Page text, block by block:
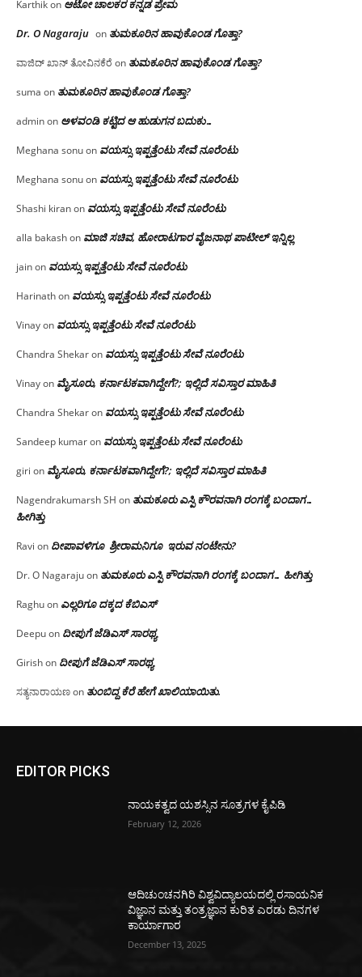
Karthikon ಆಟೋ ಚಾಲಕರ ಕನ್ನಡ ಪ್ರೇಮ
Dr. O Nagaraju on ತುಮಕೂರಿನ ಹಾವುಕೊಂಡ ಗೊತ್ತಾ?
ವಾಜಿದ್ ಖಾನ್ ತೋವಿನಕೆರೆ on ತುಮಕೂರಿನ ಹಾವುಕೊಂಡ ಗೊತ್ತಾ?
suma on ತುಮಕೂರಿನ ಹಾವುಕೊಂಡ ಗೊತ್ತಾ?
adminon ಅಳವಂಡಿ ಕಟ್ಟಿದ ಆ ಹುಡುಗನ ಬದುಕು…
Meghana sonuon ವಯಸ್ಸು ಇಪ್ಪತ್ತೆಂಟು ಸೇವೆ ನೂರೆಂಟು
Meghana sonuon ವಯಸ್ಸು ಇಪ್ಪತ್ತೆಂಟು ಸೇವೆ ನೂರೆಂಟು
Shashi kiranon ವಯಸ್ಸು ಇಪ್ಪತ್ತೆಂಟು ಸೇವೆ ನೂರೆಂಟು
alla bakashon ಮಾಜಿ ಸಚಿವ, ಹೋರಾಟಗಾರ ವೈಜನಾಥ ಪಾಟೀಲ್ ಇನ್ನಿಲ್ಲ
jainon ವಯಸ್ಸು ಇಪ್ಪತ್ತೆಂಟು ಸೇವೆ ನೂರೆಂಟು
Harinathon ವಯಸ್ಸು ಇಪ್ಪತ್ತೆಂಟು ಸೇವೆ ನೂರೆಂಟು
Vinayon ವಯಸ್ಸು ಇಪ್ಪತ್ತೆಂಟು ಸೇವೆ ನೂರೆಂಟು
Chandra Shekaron ವಯಸ್ಸು ಇಪ್ಪತ್ತೆಂಟು ಸೇವೆ ನೂರೆಂಟು
Vinayon ಮೈಸೂರು, ಕರ್ನಾಟಕವಾಗಿದ್ದೇಗೆ?; ಇಲ್ಲಿದೆ ಸವಿಸ್ತಾರ ಮಾಹಿತಿ
Chandra Shekaron ವಯಸ್ಸು ಇಪ್ಪತ್ತೆಂಟು ಸೇವೆ ನೂರೆಂಟು
Sandeep kumaron ವಯಸ್ಸು ಇಪ್ಪತ್ತೆಂಟು ಸೇವೆ ನೂರೆಂಟು
giri on ಮೈಸೂರು, ಕರ್ನಾಟಕವಾಗಿದ್ದೇಗೆ?; ಇಲ್ಲಿದೆ ಸವಿಸ್ತಾರ ಮಾಹಿತಿ
Nagendrakumarsh SH on ತುಮಕೂರು ಎಸ್ಪಿ ಕೌರವನಾಗಿ ರಂಗಕ್ಕೆ ಬಂದಾಗ…
ಹೀಗಿತ್ತು
Ravi on ದೀಪಾವಳಿಗೂ ಶ್ರೀರಾಮನಿಗೂ ಇರುವ ನಂಟೇನು?
Dr. O Nagarajuon ತುಮಕೂರು ಎಸ್ಪಿ ಕೌರವನಾಗಿ ರಂಗಕ್ಕೆ ಬಂದಾಗ… ಹೀಗಿತ್ತು
Raghuon ಎಲ್ಲರಿಗೂ ದಕ್ಕದ ಕೆಬಿಎಸ್
Deepuon ದೀಪುಗೆ ಜೆಡಿಎಸ್ ಸಾರಥ್ಯ
Girishon ದೀಪುಗೆ ಜೆಡಿಎಸ್ ಸಾರಥ್ಯ
ಸತ್ಯನಾರಾಯಣon ತುಂಬಿದ್ದ ಕೆರೆ ಹೇಗೆ ಖಾಲಿಯಾಯಿತು.
EDITOR PICKS
ನಾಯಕತ್ವದ ಯಶಸ್ಸಿನ ಸೂತ್ರಗಳ ಕೈಪಿಡಿ
February 12, 2026
ಆದಿಚುಂಚನಗಿರಿ ವಿಶ್ವವಿದ್ಯಾಲಯದಲ್ಲಿ ರಸಾಯನಿಕ
ವಿಜ್ಞಾನ ಮತ್ತು ತಂತ್ರಜ್ಞಾನ ಕುರಿತ ಎರಡು ದಿನಗಳ
ಕಾರ್ಯಾಗಾರ
December 13, 2025